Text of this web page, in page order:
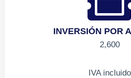
INVERSIÓN POR
2,600
IVA incluido